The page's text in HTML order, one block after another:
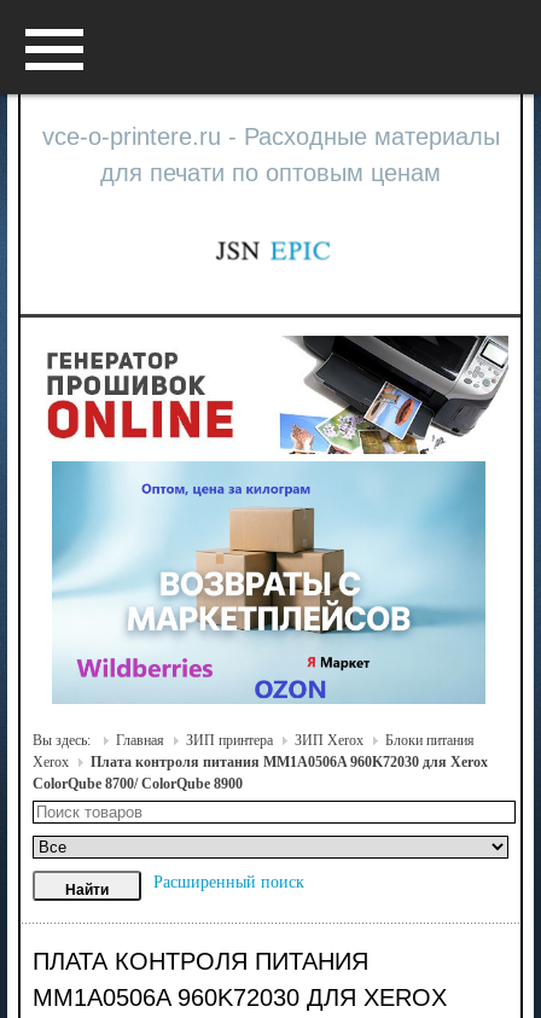
vce-o-printere.ru - Расходные материалы
для печати по оптовым ценам
Вы здесь: Главная ЗИП принтера ЗИП Xerox
Блоки питания
Xerox
Плата контроля питания MM1A0506A 960K72030 для Xerox
ColorQube 8700/ ColorQube 8900
Расширенный поиск
ПЛАТА КОНТРОЛЯ ПИТАНИЯ
MM1A0506A 960K72030 ДЛЯ XEROX